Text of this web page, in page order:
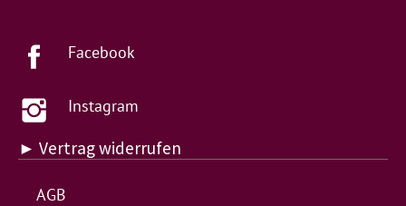
Facebook
Instagram
► Vertrag widerrufen
AGB